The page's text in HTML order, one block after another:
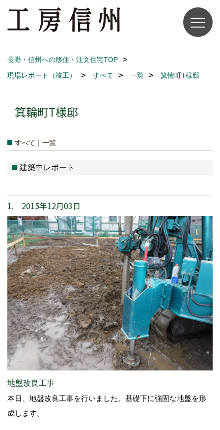
長野・信州への移住・注文住宅TOP
現場レポート（竣工）
すべて 一覧 箕輪町T様邸
箕輪町T様邸
すべて｜一覧
建築中レポート
1. 2015年12月03日
地盤改良工事
本日、地盤改良工事を行いました。基礎下に強固な地盤を形
成します。